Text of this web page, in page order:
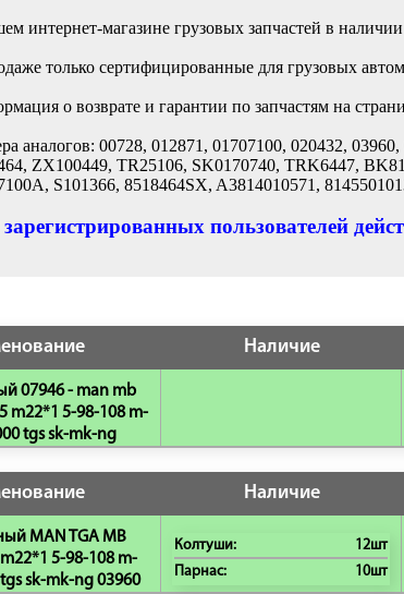
интернет-магазине грузовых запчастей в
только сертифицированные для грузовых
о возврате и гарантии по запчастям на
аналогов: 00728, 012871, 01707100, 020432,
ZX100449, TR25106, SK0170740, TRK6447,
S101366, 8518464SX, A3814010571,
пользователей
Наличие
07946 - man mb
m22*1 5-98-108 m-
tgs sk-mk-ng
Наличие
MAN TGA MB
5-98-108 m-
sk-mk-ng 03960
Колтуши:
12шт
Парнас:
10шт